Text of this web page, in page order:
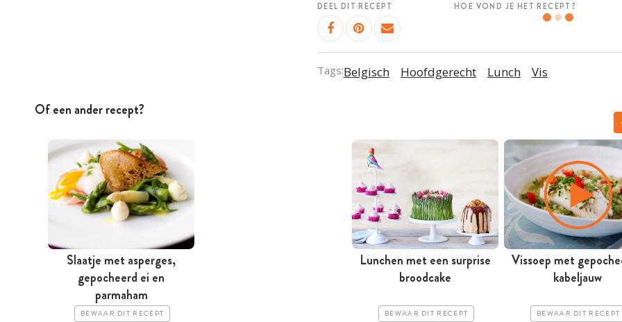
DEEL DIT RECEPT HOE VOND JE HET RECEPT?
Tags:Belgisch Hoofdgerecht Lunch Vis
Of een ander recept?
Slaatje met asperges,
gepocheerd ei en
parmaham
BEWAAR DIT RECEPT
Lunchen met een surprise
broodcake
BEWAAR DIT RECEPT
Vissoep met
kabeljauw
BEWAAR DIT RECEPT